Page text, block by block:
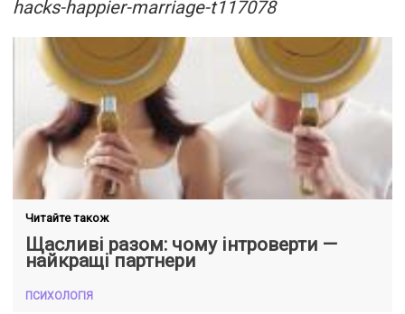
hacks-happier-marriage-t117078
Читайте також
Щасливі разом: чому інтроверти —
найкращі партнери
ПСИХОЛОГІЯ